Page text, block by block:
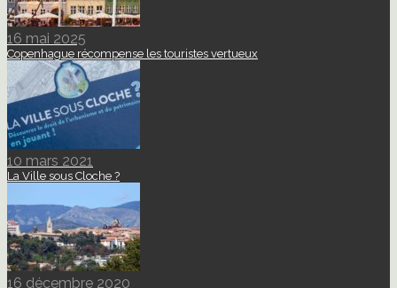
16 mai 2025
Copenhague récompense les touristes vertueux
10 mars 2021
La Ville sous Cloche ?
16 décembre 2020